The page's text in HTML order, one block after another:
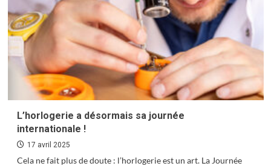
a
besoin
vous
L’horlogerie a désormais sa journée
internationale !
17 avril 2025
Cela ne fait plus de doute : l’horlogerie est un art. La Journée